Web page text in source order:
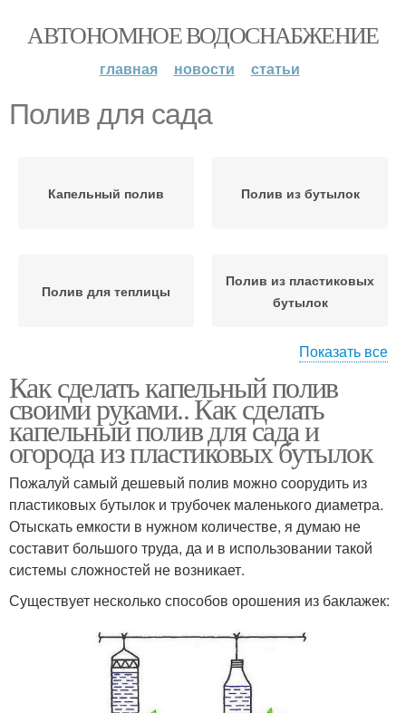
АВТОНОМНОЕ ВОДОСНАБЖЕНИЕ
главная новости статьи
Полив для сада
Капельный полив Полив из бутылок
Полив для теплицы
Полив из пластиковых
бутылок
Полив из шланга
Оборудование для
капельного полива
Полив в теплице Полив на огороде
Капельницы для
полива
Внутрипочвенный
полив
Автоматический полив
Показать все
Как сделать капельный полив
своими руками.. Как сделать
капельный полив для сада и
огорода из пластиковых бутылок
Пожалуй самый дешевый полив можно соорудить из
пластиковых бутылок и трубочек маленького диаметра.
Отыскать емкости в нужном количестве, я думаю не
составит большого труда, да и в использовании такой
системы сложностей не возникает.
Существует несколько способов орошения из баклажек: